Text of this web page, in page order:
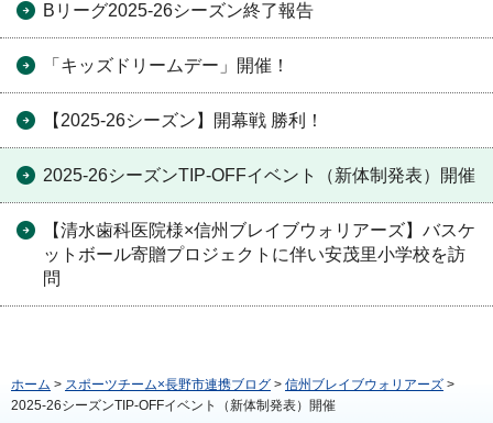
Bリーグ2025-26シーズン終了報告
「キッズドリームデー」開催！
【2025-26シーズン】開幕戦 勝利！
2025-26シーズンTIP-OFFイベント（新体制発表）開催
【清水歯科医院様×信州ブレイブウォリアーズ】バスケ
ットボール寄贈プロジェクトに伴い安茂里小学校を訪
問
ホーム > スポーツチーム×長野市連携ブログ > 信州ブレイブウォリアーズ >
2025-26シーズンTIP-OFFイベント（新体制発表）開催